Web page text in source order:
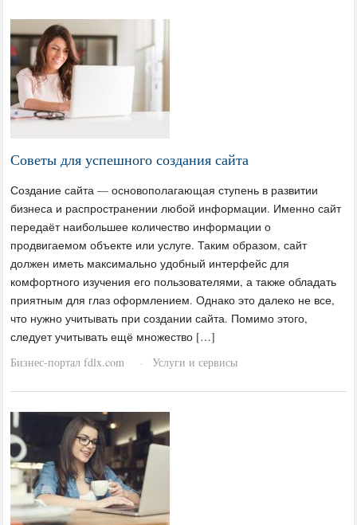
Советы для успешного создания сайта
Создание сайта — основополагающая ступень в развитии
бизнеса и распространении любой информации. Именно сайт
передаёт наибольшее количество информации о
продвигаемом объекте или услуге. Таким образом, сайт
должен иметь максимально удобный интерфейс для
комфортного изучения его пользователями, а также обладать
приятным для глаз оформлением. Однако это далеко не все,
что нужно учитывать при создании сайта. Помимо этого,
следует учитывать ещё множество […]
Бизнес-портал fdlx.com
· Услуги и сервисы